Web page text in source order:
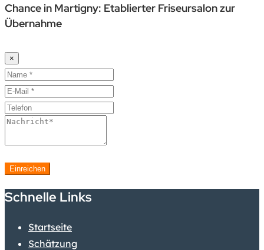
Chance in Martigny: Etablierter Friseursalon zur
Übernahme
×
Einreichen
Schnelle Links
Startseite
Schätzung